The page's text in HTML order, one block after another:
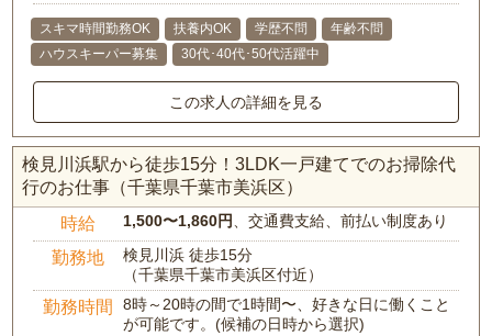
スキマ時間勤務OK 扶養内OK 学歴不問
年齢不問
ハウスキーパー募集
30代･40代･50代活躍中
この求人の詳細を見る
検見川浜駅から徒歩15分！3LDK一戸建てでのお掃除代
行のお仕事（千葉県千葉市美浜区）
時給 1,500〜1,860円 、交通費支給、前払い制度あり
勤務地
検見川浜 徒歩15分
（千葉県千葉市美浜区付近）
勤務時間
8時～20時の間で1時間〜、好きな日に働くこと
が可能です。(候補の日時から選択)